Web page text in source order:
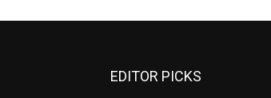
EDITOR PICKS